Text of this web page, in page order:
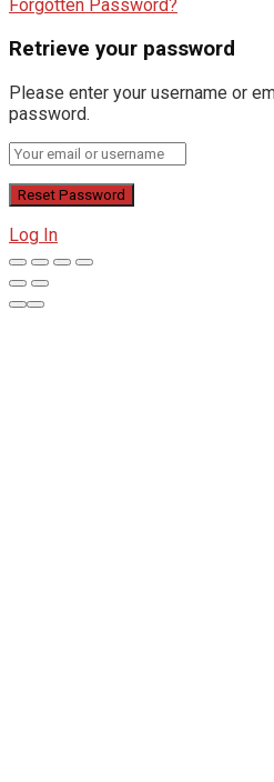
Forgotten Password?
Retrieve your password
Please enter your username or
password.
Log In